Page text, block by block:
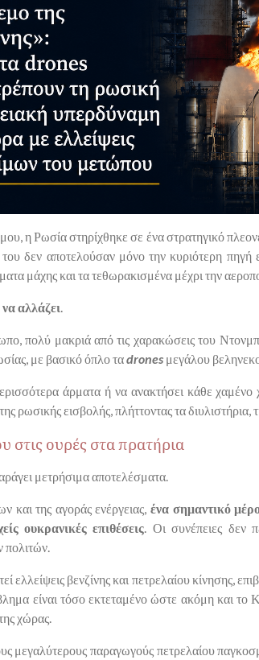
η Ρωσία στηρίχθηκε σε ένα στρατηγικό
του δεν αποτελούσαν μόνο την κυριότερη
μάχης και τα τεθωρακισμένα μέχρι την
αλλάζει
πολύ μακριά από τις χαρακώσεις του
με βασικό όπλο ταdrones μεγάλου
άρματα ή να ανακτήσει κάθε χαμένο
ρωσικής εισβολής, πλήττοντας τα
στις ουρές στα πρατήρια
μετρήσιμα αποτελέσματα.
της αγοράς ενέργειας, ένα σημαντικό
ουκρανικές επιθέσεις . Οι συνέπειες δεν
ελλείψεις βενζίνης και πετρελαίου κίνησης,
είναι τόσο εκτεταμένο ώστε ακόμη και το
χώρας.
μεγαλύτερους παραγωγούς πετρελαίου